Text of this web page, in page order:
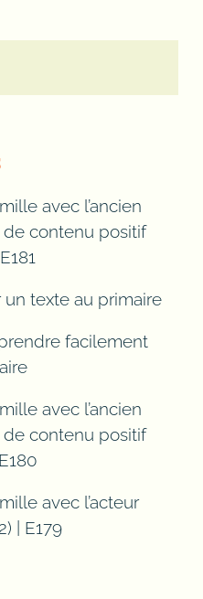
avec l’ancien
contenu positif
texte au primaire
facilement
avec l’ancien
contenu positif
avec l’acteur
| E179